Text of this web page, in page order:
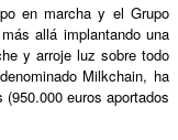
en marcha y el Grupo
allá implantando una
y arroje luz sobre todo
Milkchain, ha
euros aportados